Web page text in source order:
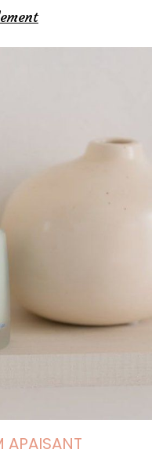
APAISANT